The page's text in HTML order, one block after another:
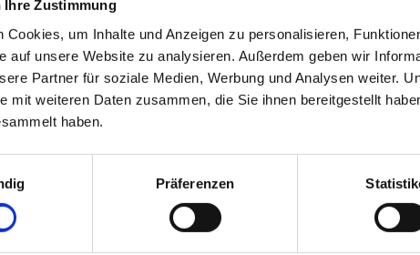
Ihre Zustimmung
Cookies, um Inhalte und Anzeigen zu personalisieren,
auf unsere Website zu analysieren. Außerdem geben wir
Partner für soziale Medien, Werbung und Analysen weiter.
mit weiteren Daten zusammen, die Sie ihnen bereitgestellt
haben.
Präferenzen
Gäste-WC, Laminat, Fliesen
Alu/Glastüre und gelangt in den kleinen Flur.
offenen Erdgeschossbereich: strassenseitig offene Küche und
den Wohnbereich, der über eine großzügige